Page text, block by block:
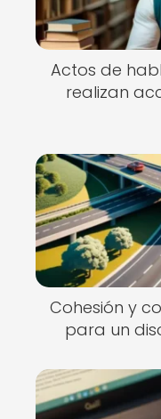
Actos de
realizan
Cohesión y
para un